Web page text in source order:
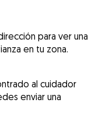
para ver una
en tu zona.
al cuidador
enviar una